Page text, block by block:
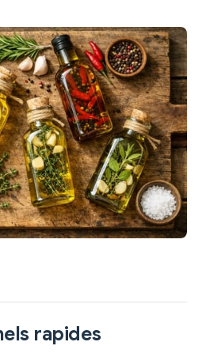
rapides